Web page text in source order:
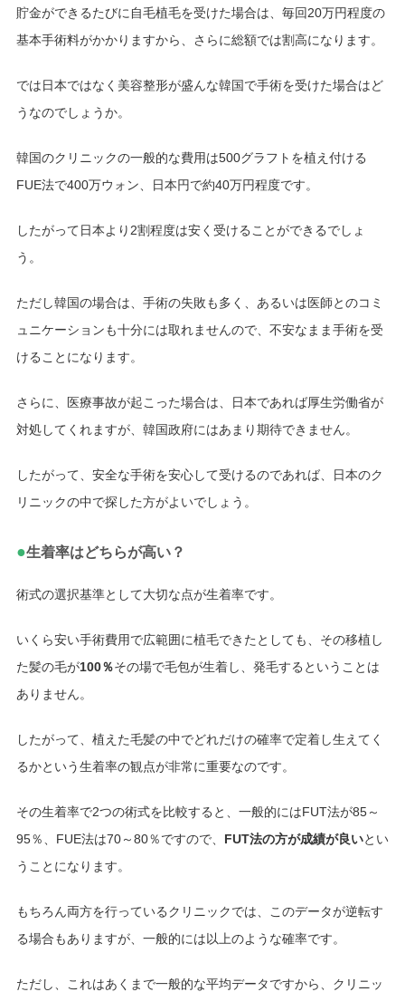
貯金ができるたびに自毛植毛を受けた場合は、毎回20万円程度の
基本手術料がかかりますから、さらに総額では割高になります。
では日本ではなく美容整形が盛んな韓国で手術を受けた場合はど
うなのでしょうか。
韓国のクリニックの一般的な費用は500グラフトを植え付ける
FUE法で400万ウォン、日本円で約40万円程度です。
したがって日本より2割程度は安く受けることができるでしょ
う。
ただし韓国の場合は、手術の失敗も多く、あるいは医師とのコミ
ュニケーションも十分には取れませんので、不安なまま手術を受
けることになります。
さらに、医療事故が起こった場合は、日本であれば厚生労働省が
対処してくれますが、韓国政府にはあまり期待できません。
したがって、安全な手術を安心して受けるのであれば、日本のク
リニックの中で探した方がよいでしょう。
●生着率はどちらが高い？
術式の選択基準として大切な点が生着率です。
いくら安い手術費用で広範囲に植毛できたとしても、その移植し
た髪の毛が100％その場で毛包が生着し、発毛するということは
ありません。
したがって、植えた毛髪の中でどれだけの確率で定着し生えてく
るかという生着率の観点が非常に重要なのです。
その生着率で2つの術式を比較すると、一般的にはFUT法が85～
95％、FUE法は70～80％ですので、 FUT法の方が成績が良いとい
うことになります。
もちろん両方を行っているクリニックでは、このデータが逆転す
る場合もありますが、一般的には以上のような確率です。
ただし、これはあくまで一般的な平均データですから、クリニッ